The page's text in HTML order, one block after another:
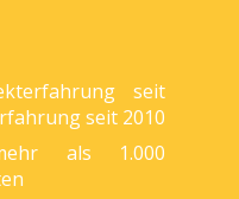
seit
seit 2010
als 1.000